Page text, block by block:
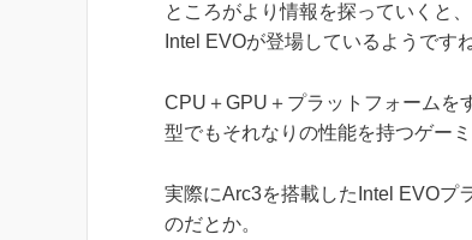
ところがより情報を探っていくと
Intel EVOが登場しているようですね
CPU＋GPU＋プラットフォームを
型でもそれなりの性能を持つゲー
実際にArc3を搭載したIntel EVOプ
のだとか。